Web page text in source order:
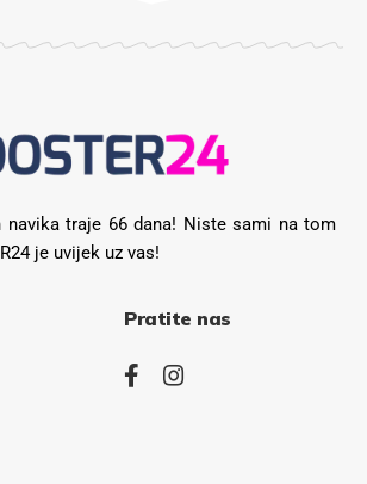
navika traje 66 dana! Niste sami na tom
je uvijek uz vas!
Pratite nas